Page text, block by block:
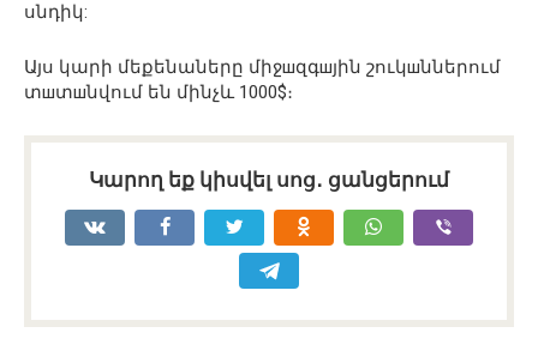
սնդիկ:
Այս կարի մեքենաները միջшզգшյին շուկшններում
տшտшնվում են մինչև 1000$։
Կարող եք կիսվել սոց․ ցանցերում